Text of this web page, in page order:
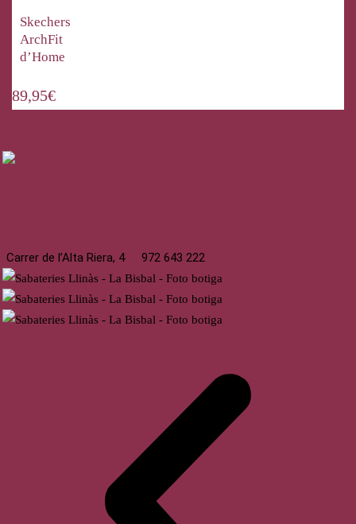
Skechers
ArchFit
d’Home
89,95€
Carrer de l’Alta Riera, 4 972 643 222